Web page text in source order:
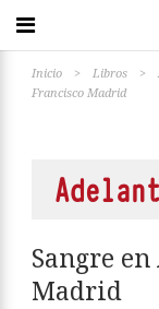
Inicio > Libros >
Francisco Madrid
Sangre
Madrid